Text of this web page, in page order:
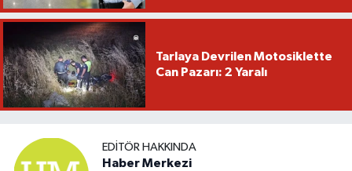
Tarlaya Devrilen Motosiklette
Can Pazarı: 2 Yaralı
EDITÖR HAKKINDA
Haber Merkezi